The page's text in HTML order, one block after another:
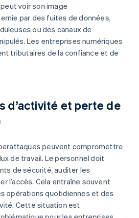
voir son image
par des fuites de données,
ou des canaux de
Les entreprises numériques
tributaires de la confiance et de
d’activité et perte de
peuvent compromettre
de travail. Le personnel doit
de sécurité, auditer les
l’accès. Cela entraîne souvent
opérations quotidiennes et des
Cette situation est